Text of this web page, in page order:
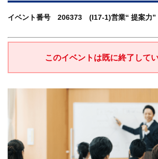
イベント番号 206373 (I17-1)営業“ 提案力”
このイベントは既に終了してい